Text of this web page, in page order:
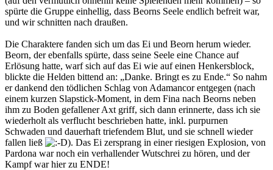
spürte die Gruppe einhellig, dass Beorns Seele endlich befreit war,
und wir schnitten nach draußen.
Die Charaktere fanden sich um das Ei und Beorn herum wieder.
Beorn, der ebenfalls spürte, dass seine Seele eine Chance auf
Erlösung hatte, warf sich auf das Ei wie auf einen Henkersblock,
blickte die Helden bittend an: „Danke. Bringt es zu Ende.“ So nahm
er dankend den tödlichen Schlag von Adamancor entgegen (nach
einem kurzen Slapstick-Moment, in dem Fina nach Beorns neben
ihm zu Boden gefallener Axt griff, sich dann erinnerte, dass ich sie
wiederholt als verflucht beschrieben hatte, inkl. purpurnen
Schwaden und dauerhaft triefendem Blut, und sie schnell wieder
fallen ließ
). Das Ei zersprang in einer riesigen Explosion, von
Pardona war noch ein verhallender Wutschrei zu hören, und der
Kampf war hier zu ENDE!